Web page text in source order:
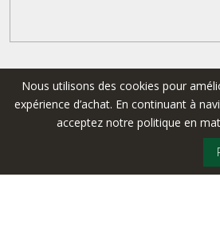
Nous utilisons des cookies pour
expérience d’achat. En continuant à
acceptez notre politique en